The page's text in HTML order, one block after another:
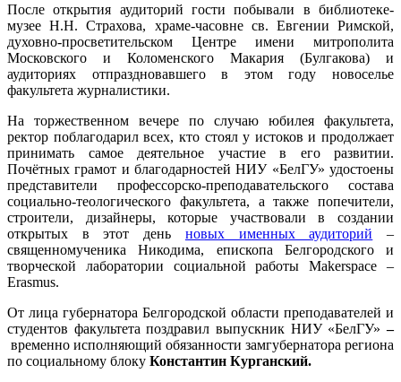
После открытия аудиторий гости побывали в библиотеке-
музее Н.Н. Страхова, храме-часовне св. Евгении Римской,
духовно-просветительском Центре имени митрополита
Московского и Коломенского Макария (Булгакова) и
аудиториях отпраздновавшего в этом году новоселье
факультета журналистики.
На торжественном вечере по случаю юбилея факультета,
ректор поблагодарил всех, кто стоял у истоков и продолжает
принимать самое деятельное участие в его развитии.
Почётных грамот и благодарностей НИУ «БелГУ» удостоены
представители профессорско-преподавательского состава
социально-теологического факультета, а также попечители,
строители, дизайнеры, которые участвовали в создании
открытых в этот день
новых именных аудиторий
–
священномученика Никодима, епископа Белгородского и
творческой лаборатории социальной работы Makerspace –
Erasmus.
От лица губернатора Белгородской области преподавателей и
студентов факультета поздравил выпускник НИУ «БелГУ» –
временно исполняющий обязанности замгубернатора региона
по социальному блоку Константин Курганский.